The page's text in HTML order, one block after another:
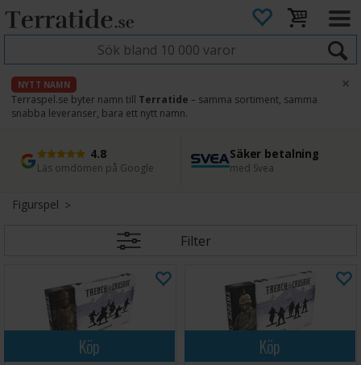
NYTT NAMN
Terraspel.se byter namn till Terratide – samma sortiment, samma
snabba leveranser, bara ett nytt namn.
×
4.8
Läs omdömen på Google
Säker betalning
med Svea
Snabb leverans
Direkt från lager
45 dagars ångerrätt
Enkel retur
Figurspel
Filter
Köp Köp